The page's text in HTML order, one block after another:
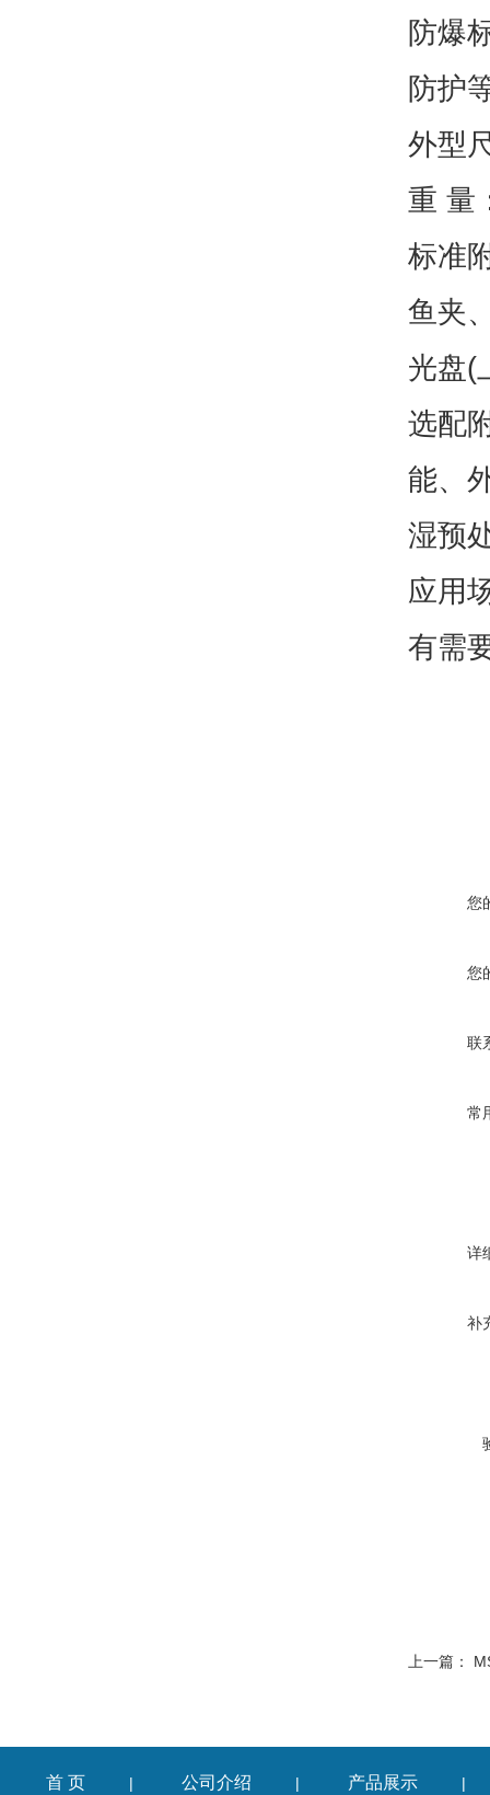
防爆
防护
外型
重 量
标准
鱼夹
光盘(
选配
能、
湿预
应用
有需
您
您
联
常
详
补
上一篇：
首 页 | 公司介绍 | 产品展示 |